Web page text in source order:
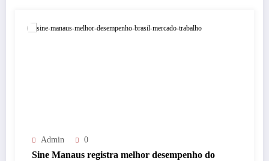
Admin 0
Sine Manaus registra melhor desempenho do